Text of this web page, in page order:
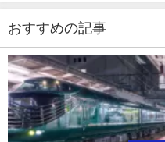
おすすめの記事